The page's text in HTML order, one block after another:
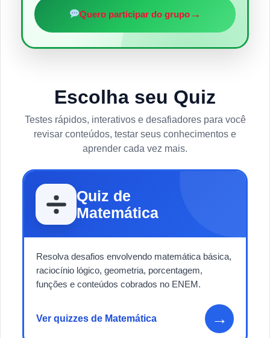
Quero participar do grupo→
Escolha seu Quiz
Testes rápidos, interativos e desafiadores para você
revisar conteúdos, testar seus conhecimentos e
aprender cada vez mais.
Quiz de
Matemática
Resolva desafios envolvendo matemática básica,
raciocínio lógico, geometria, porcentagem,
funções e conteúdos cobrados no ENEM.
Ver quizzes de Matemática →